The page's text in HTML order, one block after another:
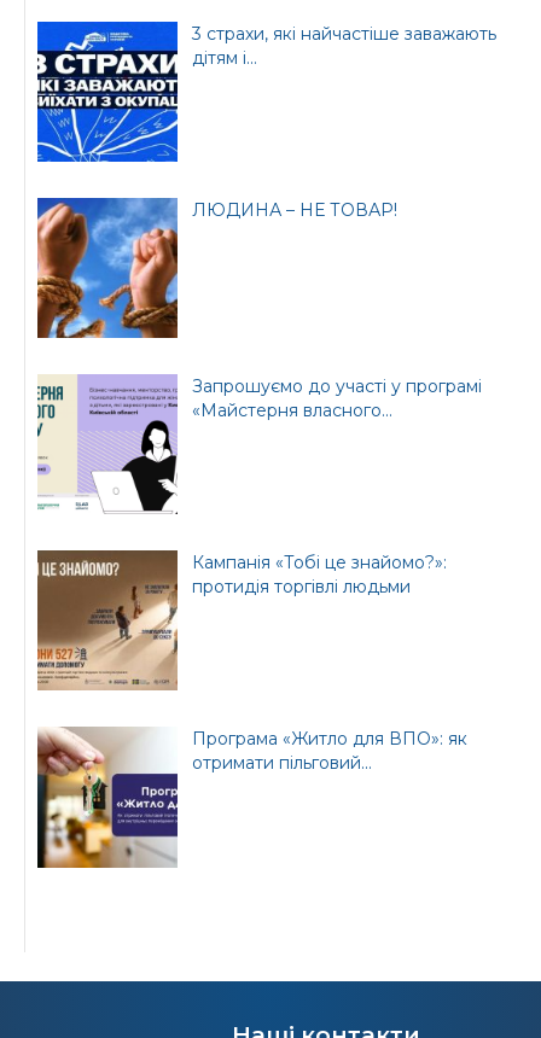
3 страхи, які найчастіше заважають
дітям і...
ЛЮДИНА – НЕ ТОВАР!
Запрошуємо до участі у програмі
«Майстерня власного...
Кампанія «Тобі це знайомо?»:
протидія торгівлі людьми
Програма «Житло для ВПО»: як
отримати пільговий...
Офіційний веб-сайт
Бориспільської РДА